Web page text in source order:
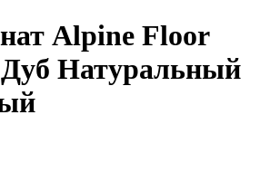
Alpine Floor
Натуральный